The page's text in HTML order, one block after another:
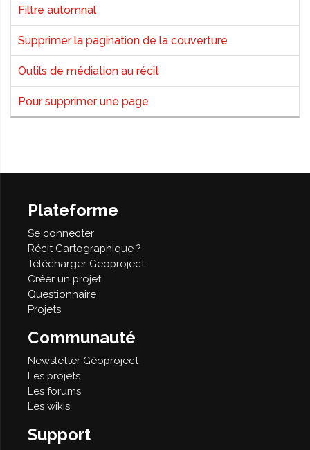
Filtre automnal
Supprimer la pagination de la couverture
Outils de médiation au récit
Pour supprimer une page
Plateforme
Se connecter
Récit Cartographique ?
Télécharger Geoproject
Créer un projet
Questionnaire
Projets
Communauté
Newsletter Géoproject
Les projets
Les forums
Les wikis
Support